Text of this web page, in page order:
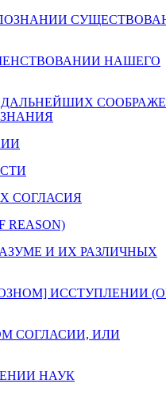
ПОЗНАНИИ
НАШЕГО
ДАЛЬНЕЙШИХ
СОГЛАСИЯ
REASON)
РАЗУМЕ И ИХ РАЗЛИЧНЫХ
ИССТУПЛЕНИИ
СОГЛАСИИ, ИЛИ
НАУК